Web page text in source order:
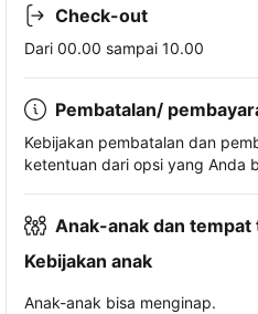
Check-out
Dari 00.00 sampai 10.00
Pembatalan/
Kebijakan pembatalan dan
ketentuan dari opsi yang Anda
Anak-anak dan tempat
Kebijakan anak
Anak-anak bisa menginap.